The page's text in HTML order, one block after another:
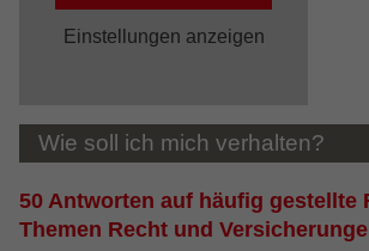
Einstellungen anzeigen
Wie soll ich mich verhalten?
50 Antworten auf häufig gestellte
Themen Recht und